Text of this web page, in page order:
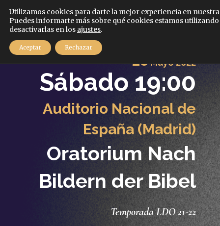
28Mayo2022
Sábado 19:00
Auditorio Nacional de
España (Madrid)
Oratorium Nach
Bildern der Bibel
Temporada LDO 21-22
Español
Utilizamos cookies para darte la mejor experiencia en
Puedes informarte más sobre qué cookies estamos utilizando
desactivarlas en los ajustes.
Aceptar Rechazar